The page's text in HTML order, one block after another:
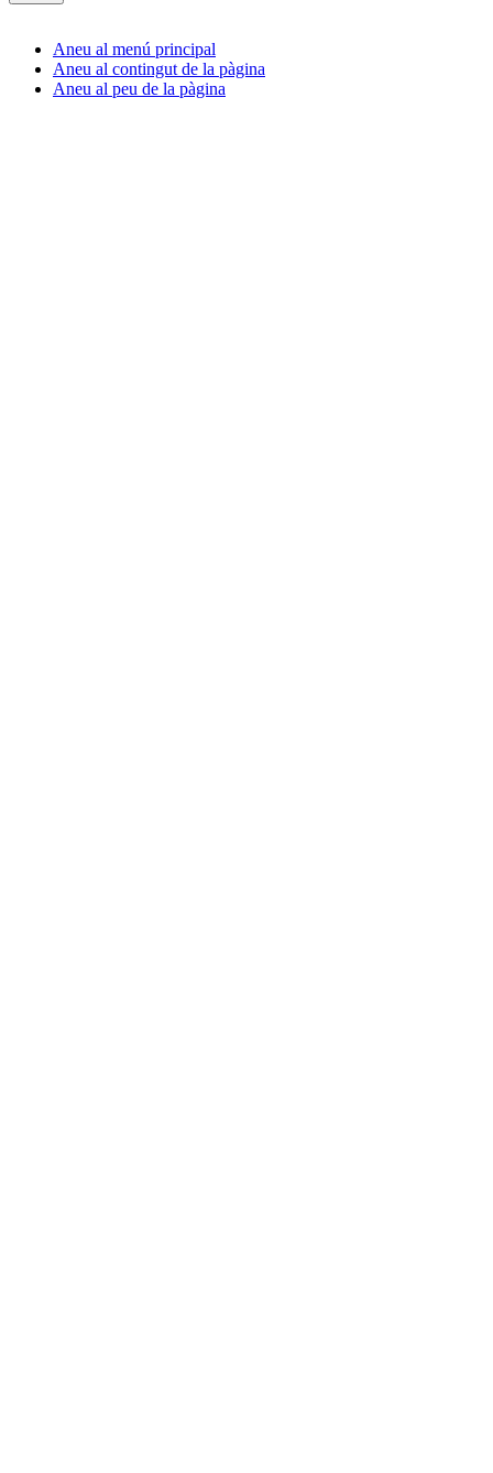
Aneu al menú principal
Aneu al contingut de la pàgina
Aneu al peu de la pàgina